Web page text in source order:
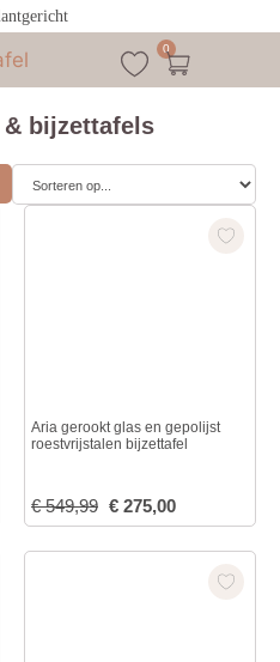
0
bijzettafels
Aria gerookt glas en gepolijst
roestvrijstalen bijzettafel
€549,99 € 275,00